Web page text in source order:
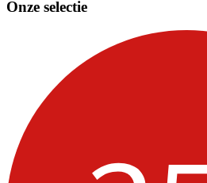
Onze selectie